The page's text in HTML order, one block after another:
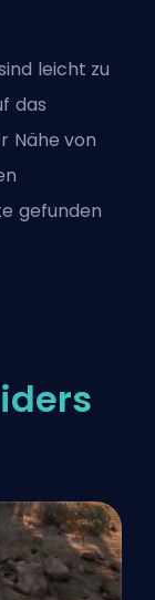
leicht zu
das
Nähe von
gefunden